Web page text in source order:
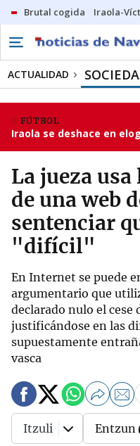
Brutal cogida Iraola-
ACTUALIDAD
FÚTBOL
Iraola se deshace en
La jueza
de una web
sentenciar
"difícil"
En Internet se puede
argumentario que
declarado nulo el cese
justificándose en las
supuestamente
vasca
Itzuli Entzun